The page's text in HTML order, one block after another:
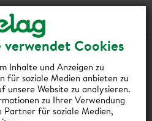
verwendet Cookies
Inhalte und Anzeigen zu
für soziale Medien anbieten zu
unsere Website zu analysieren.
zu Ihrer Verwendung
Partner für soziale Medien,
Login